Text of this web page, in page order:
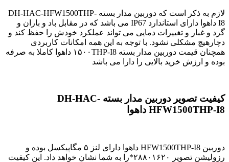
لازم به ذکر است که دوربین مدار بسته DH-HAC-HFW1500THP-
I8 داهوا دارای استاندارد IP67 می باشد که در مقابل باد و باران و
گرد و غبار و تغییرات دمایی می تواند عملکرد خودش را حفظ کند و
دچارهیچ مشکلی نشود. با توجه به این همه امکانات کاربردی
همچنان قیمت دوربین مدار بسته ۱۵۰۰THP-I8 داهوا کاملا به صرفه
بوده و ارزش خرید بالایی را دارا می باشد
کیفیت تصویر دوربین مدار بسته DH-HAC-
HFW1500THP-I8 داهوا
دوربین HFW1500THP-I8 داهوا دارای لنز ۵ مگاپیکسل بوده و
رزولیشن تصویر ۲۸۸۰۱۶۲۰*را به شما نشان خواهد داد. این کیفیت